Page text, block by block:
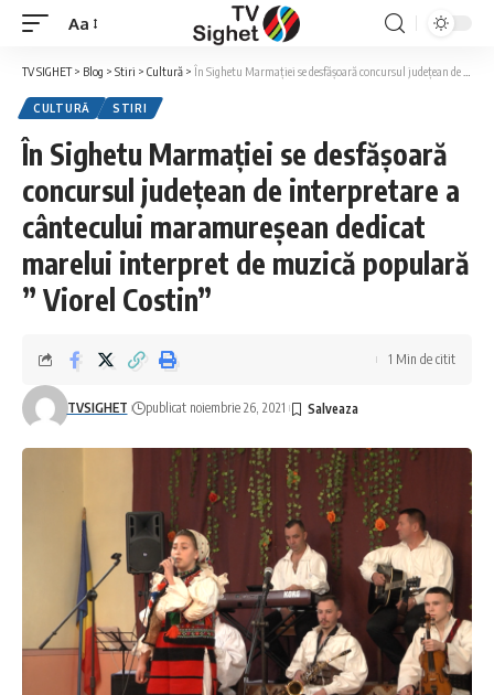
Font
Resizer
Aa
TV SIGHET> Blog > Stiri > Cultură > În Sighetu Marmației se desfășoară concursul județean de interpretare a cântecului maramureșean dedicat marelui interpret de muzică populară ” Viorel Costin”
CULTURĂ STIRI
În Sighetu Marmației se desfășoară
concursul județean de interpretare a
cântecului maramureșean dedicat
marelui interpret de muzică populară
” Viorel Costin”
TVSIGHET publicat noiembrie 26, 2021
1 Min de citit